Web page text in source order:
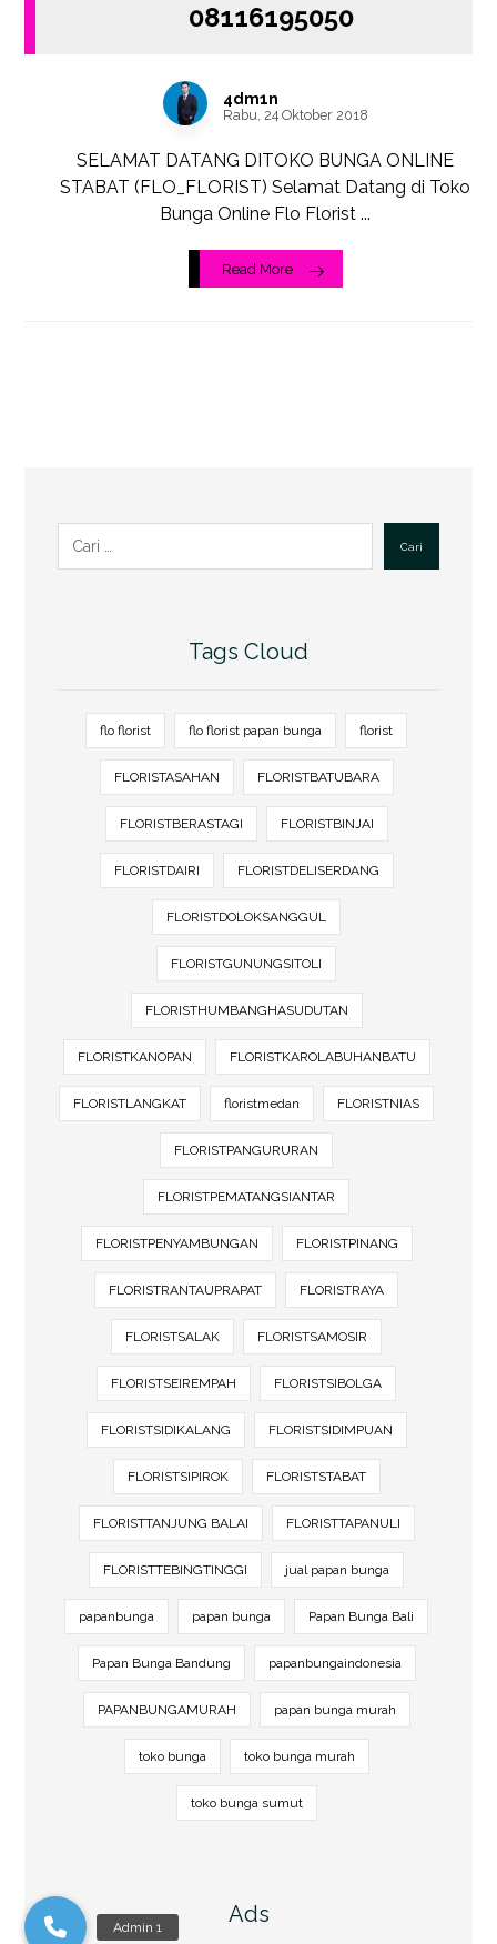
08116195050
4dm1n
Rabu, 24 Oktober 2018
SELAMAT DATANG DITOKO BUNGA ONLINE
STABAT (FLO_FLORIST) Selamat Datang di Toko
Bunga Online Flo Florist ...
Read More
Cari
Tags Cloud
flo florist flo florist papan bunga florist
FLORISTASAHAN FLORISTBATUBARA
FLORISTBERASTAGI FLORISTBINJAI
FLORISTDAIRI FLORISTDELISERDANG
FLORISTDOLOKSANGGUL
FLORISTGUNUNGSITOLI
FLORISTHUMBANGHASUDUTAN
FLORISTKANOPAN FLORISTKAROLABUHANBATU
FLORISTLANGKAT floristmedan FLORISTNIAS
FLORISTPANGURURAN
FLORISTPEMATANGSIANTAR
FLORISTPENYAMBUNGAN FLORISTPINANG
FLORISTRANTAUPRAPAT FLORISTRAYA
FLORISTSALAK FLORISTSAMOSIR
FLORISTSEIREMPAH FLORISTSIBOLGA
FLORISTSIDIKALANG FLORISTSIDIMPUAN
FLORISTSIPIROK FLORISTSTABAT
FLORISTTANJUNG BALAI FLORISTTAPANULI
FLORISTTEBINGTINGGI jual papan bunga
papanbunga papan bunga Papan Bunga Bali
Papan Bunga Bandung papanbungaindonesia
PAPANBUNGAMURAH papan bunga murah
toko bunga toko bunga murah
toko bunga sumut
Ads